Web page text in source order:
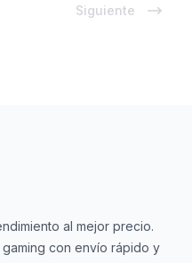
Siguiente
al mejor precio.
con envío rápido y